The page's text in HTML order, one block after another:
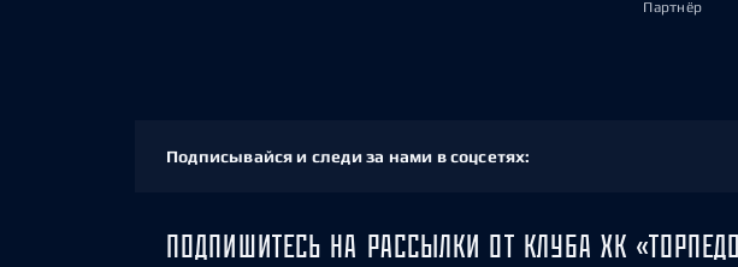
Партнёр
Подписывайся и следи за нами в соцсетях:
ПОДПИШИТЕСЬ НА РАССЫЛКИ ОТ КЛУБА ХК